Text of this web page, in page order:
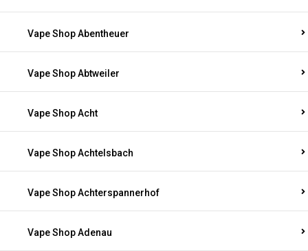
Vape Shop Abentheuer
Vape Shop Abtweiler
Vape Shop Acht
Vape Shop Achtelsbach
Vape Shop Achterspannerhof
Vape Shop Adenau